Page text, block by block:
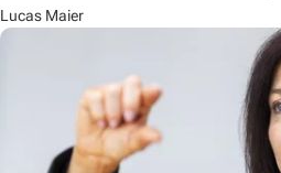
Lucas Maier